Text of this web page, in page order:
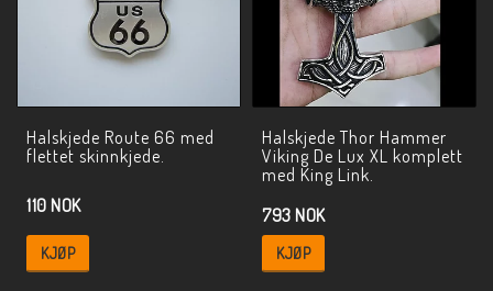
Halskjede Route 66 med
flettet skinnkjede.
110 NOK
KJØP
Halskjede Thor Hammer
Viking De Lux XL komplett
med King Link.
793 NOK
KJØP